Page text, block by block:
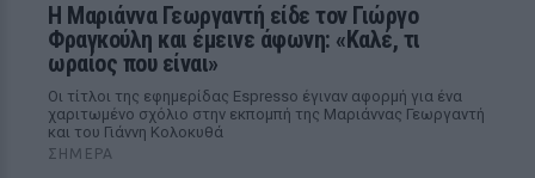
Η Μαριάννα Γεωργαντή είδε τον Γιώργο
Φραγκούλη και έμεινε άφωνη: «Καλέ, τι
ωραίος που είναι»
Οι τίτλοι της εφημερίδας Espresso έγιναν αφορμή για ένα
χαριτωμένο σχόλιο στην εκπομπή της Μαριάννας Γεωργαντή
και του Γιάννη Κολοκυθά
ΣΉΜΕΡΑ